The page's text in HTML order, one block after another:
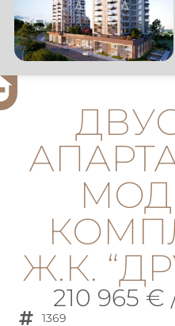
Ж.К.
210 965 €
1369